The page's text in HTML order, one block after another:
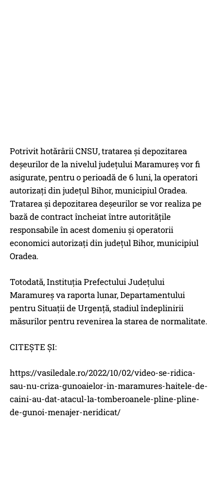
Potrivit hotărârii CNSU, tratarea și depozitarea
deșeurilor de la nivelul județului Maramureș vor fi
asigurate, pentru o perioadă de 6 luni, la operatori
autorizați din județul Bihor, municipiul Oradea.
Tratarea și depozitarea deșeurilor se vor realiza pe
bază de contract încheiat între autorităţile
responsabile în acest domeniu și operatorii
economici autorizați din județul Bihor, municipiul
Oradea.
Totodată, Instituția Prefectului Județului
Maramureș va raporta lunar, Departamentului
pentru Situații de Urgență, stadiul îndeplinirii
măsurilor pentru revenirea la starea de normalitate.
CITEȘTE ȘI:
https://vasiledale.ro/2022/10/02/video-se-ridica-
sau-nu-criza-gunoaielor-in-maramures-haitele-de-
caini-au-dat-atacul-la-tomberoanele-pline-pline-
de-gunoi-menajer-neridicat/